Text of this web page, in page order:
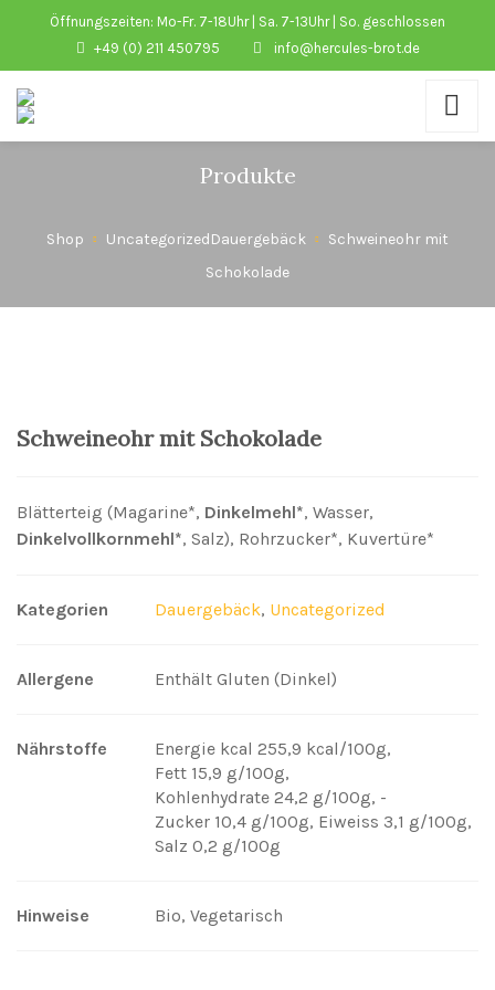
Öffnungszeiten: Mo-Fr. 7-18Uhr | Sa. 7-13Uhr | So. geschlossen
+49 (0) 211 450795
info@hercules-brot.de
Produkte
Shop UncategorizedDauergebäck
Schweineohr mit
Schokolade
Schweineohr mit Schokolade
Blätterteig (Magarine*, Dinkelmehl*, Wasser,
Dinkelvollkornmehl*, Salz), Rohrzucker*, Kuvertüre*
Kategorien Dauergebäck, Uncategorized
Allergene Enthält Gluten (Dinkel)
Nährstoffe Energie kcal 255,9 kcal/100g,
Fett 15,9 g/100g,
Kohlenhydrate 24,2 g/100g, -
Zucker 10,4 g/100g, Eiweiss 3,1 g/100g,
Salz 0,2 g/100g
Hinweise Bio, Vegetarisch